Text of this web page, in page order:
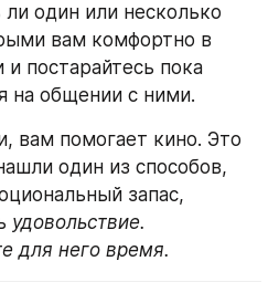
один или несколько
вам комфортно в
постарайтесь пока
на общении с ними.
вам помогает кино. Это
один из способов,
запас,
удовольствие.
для него время.